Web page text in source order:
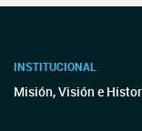
INSTITUCIONAL
Misión, Visión e